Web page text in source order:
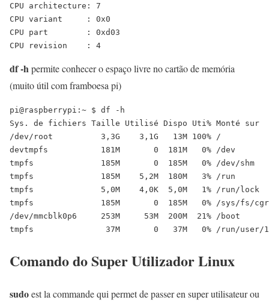
CPU architecture: 7
CPU variant	: 0x0
CPU part	: 0xd03
df -hpermite conhecer o espaço livre no cartão de memória
(muito útil com framboesa pi)
pi@raspberrypi:~ $ df -h
Sys. de fichiers Taille Utilisé Dispo Uti% Monté sur
/dev/root          3,3G    3,1G   13M 100% /
devtmpfs           181M       0  181M   0% /dev
tmpfs              185M       0  185M   0% /dev/shm
tmpfs              185M    5,2M  180M   3% /run
tmpfs              5,0M    4,0K  5,0M   1% /run/lock
tmpfs              185M       0  185M   0% /sys/fs/
/dev/mmcblk0p6     253M     53M  200M  21% /boot
Comando do Super Utilizador Linux
sudoest la commande qui permet de passer en super utilisateur ou